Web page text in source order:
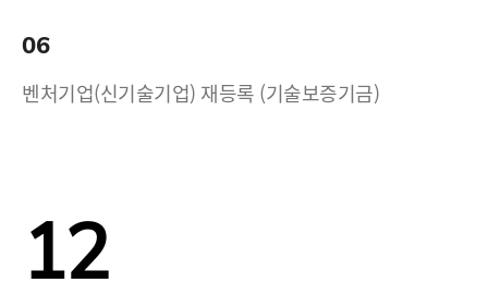
06
벤처기업(신기술기업) 재등록 (기술보증기금)
12